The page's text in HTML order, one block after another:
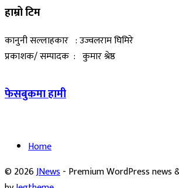
हाम्रो टिम
कानुनी सल्लाहकार : उज्वलराम घिमिरे
प्रकाशक/ सम्पादक : कुमार श्रेष्ठ
फेसबुकमा हामी
Home
© 2026JNews- Premium WordPress news